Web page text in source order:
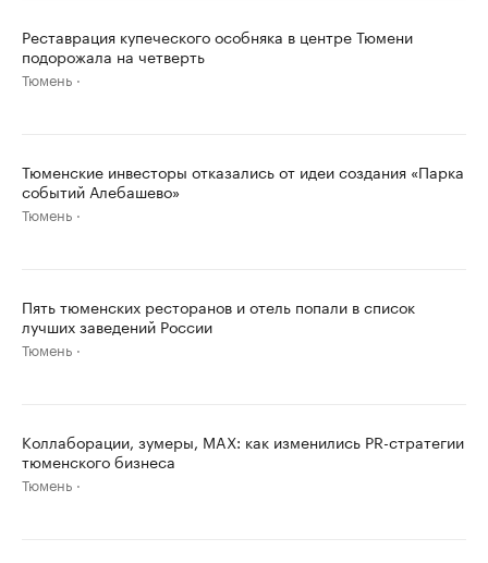
Реставрация купеческого особняка в центре Тюмени
подорожала на четверть
Тюмень
Тюменские инвесторы отказались от идеи создания «Парка
событий Алебашево»
Тюмень
Пять тюменских ресторанов и отель попали в список
лучших заведений России
Тюмень
Коллаборации, зумеры, MAX: как изменились PR-стратегии
тюменского бизнеса
Тюмень